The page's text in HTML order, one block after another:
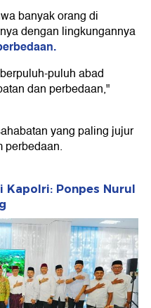
banyak orang di
dengan lingkungannya
puluh abad
dan perbedaan,"
yang paling jujur
perbedaan.
Kapolri: Ponpes Nurul